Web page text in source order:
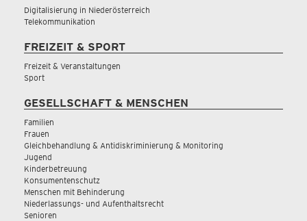
Digitalisierung in Niederösterreich
Telekommunikation
FREIZEIT & SPORT
Freizeit & Veranstaltungen
Sport
GESELLSCHAFT & MENSCHEN
Familien
Frauen
Gleichbehandlung & Antidiskriminierung & Monitoring
Jugend
Kinderbetreuung
Konsumentenschutz
Menschen mit Behinderung
Niederlassungs- und Aufenthaltsrecht
Senioren